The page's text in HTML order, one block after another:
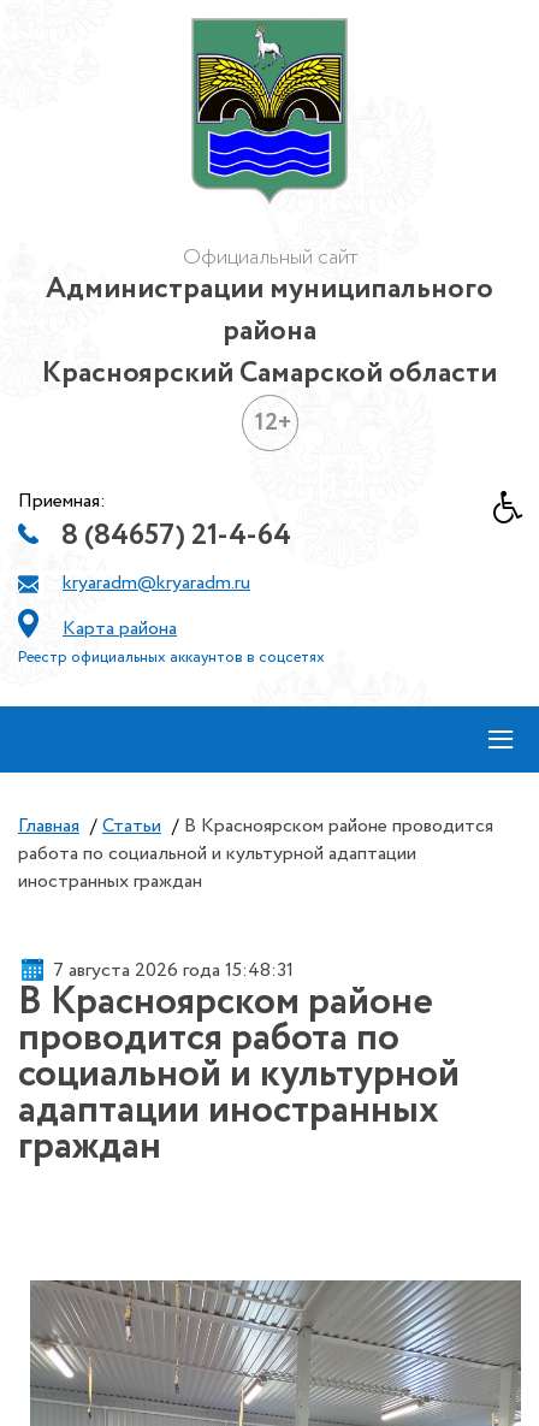
Официальный сайт
Администрации муниципального
района
Красноярский Самарской области
12+
Приемная:
8 (84657) 21-4-64
kryaradm@kryaradm.ru
Карта района
Реестр официальных аккаунтов в соцсетях
≡
Главная / Статьи / В Красноярском районе проводится
работа по социальной и культурной адаптации
иностранных граждан
7 августа 2026 года 15:48:32
В Красноярском районе
проводится работа по
социальной и культурной
адаптации иностранных
граждан